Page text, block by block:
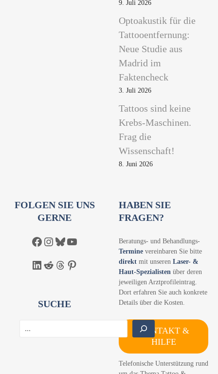
9. Juli 2026
Optoakustik für die
Tattooentfernung:
Neue Studie aus
Madrid im
Faktencheck
3. Juli 2026
Tattoos sind keine
Krebs-Maschinen.
Frag die
Wissenschaft!
8. Juni 2026
FOLGEN SIE UNS
GERNE
Facebook Instagram Bluesky YouTube
LinkedIn Reddit Threads Pinterest
SUCHE
HABEN SIE
FRAGEN?
Beratungs- und Behandlungs-
Termine vereinbaren Sie bitte
direkt mit unseren Laser- &
Haut-Spezialisten über deren
jeweiligen Arztprofileintrag.
Dort erfahren Sie auch konkrete
Details über die Kosten.
KONTAKT &
HILFE
Telefonische Unterstützung rund